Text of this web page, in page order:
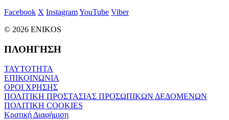
Facebook X InstagramYouTube Viber
© 2026 ENIKOS
ΠΛΟΗΓΗΣΗ
ΤΑΥΤΟΤΗΤΑ
ΕΠΙΚΟΙΝΩΝΙΑ
ΟΡΟΙ ΧΡΗΣΗΣ
ΠΟΛΙΤΙΚΗ ΠΡΟΣΤΑΣΙΑΣ ΠΡΟΣΩΠΙΚΩΝ ΔΕΔΟΜΕΝΩΝ
ΠΟΛΙΤΙΚΗ COOKIES
Κρατική Διαφήμιση